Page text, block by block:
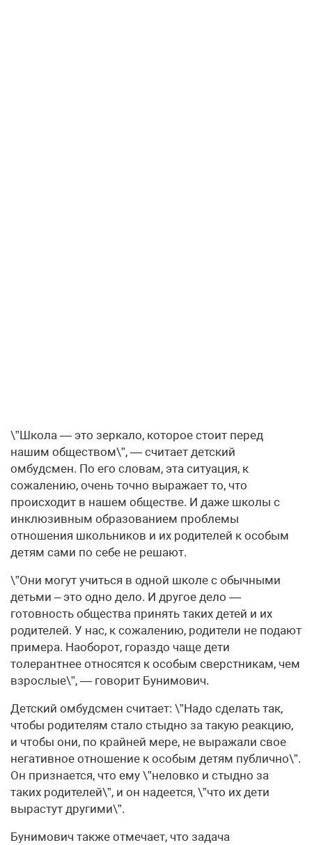
\”Школа — это зеркало, которое стоит перед
нашим обществом\”, — считает детский
омбудсмен. По его словам, эта ситуация, к
сожалению, очень точно выражает то, что
происходит в нашем обществе. И даже школы с
инклюзивным образованием проблемы
отношения школьников и их родителей к особым
детям сами по себе не решают.
\”Они могут учиться в одной школе с обычными
детьми – это одно дело. И другое дело —
готовность общества принять таких детей и их
родителей. У нас, к сожалению, родители не подают
примера. Наоборот, гораздо чаще дети
толерантнее относятся к особым сверстникам, чем
взрослые\”, — говорит Бунимович.
Детский омбудсмен считает: \”Надо сделать так,
чтобы родителям стало стыдно за такую реакцию,
и чтобы они, по крайней мере, не выражали свое
негативное отношение к особым детям публично\”.
Он признается, что ему \”неловко и стыдно за
таких родителей\”, и он надеется, \”что их дети
вырастут другими\”.
Бунимович также отмечает, что задача